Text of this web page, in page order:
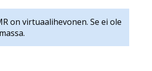
on virtuaalihevonen. Se ei ole